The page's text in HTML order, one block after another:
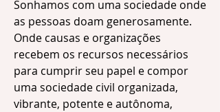
Sonhamos com uma sociedade onde
as pessoas doam generosamente.
Onde causas e organizações
recebem os recursos necessários
para cumprir seu papel e compor
uma sociedade civil organizada,
vibrante, potente e autônoma,